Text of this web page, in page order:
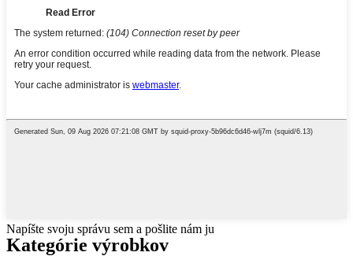
Napíšte svoju správu sem a pošlite nám ju
Kategórie výrobkov